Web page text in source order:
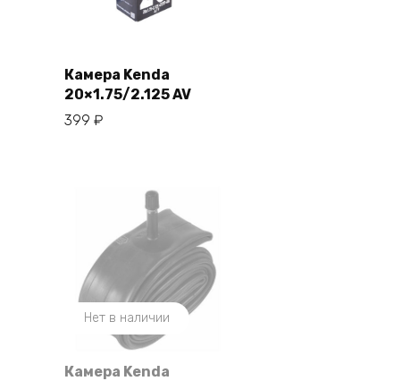
В корзину
Камера Kenda
20×1.75/2.125 AV
399₽
Нет в наличии
Камера Kenda